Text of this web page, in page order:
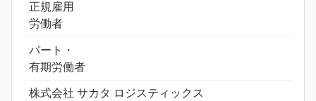
正規雇用
労働者
パート・
有期労働者
株式会社 サカタ ロジスティックス